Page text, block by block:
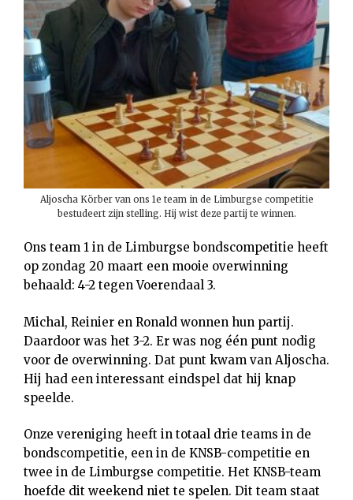
Aljoscha Körber van ons 1e team in de Limburgse competitie
bestudeert zijn stelling. Hij wist deze partij te winnen.
Ons team 1 in de Limburgse bondscompetitie heeft
op zondag 20 maart een mooie overwinning
behaald: 4-2 tegen Voerendaal 3.
Michal, Reinier en Ronald wonnen hun partij.
Daardoor was het 3-2. Er was nog één punt nodig
voor de overwinning. Dat punt kwam van Aljoscha.
Hij had een interessant eindspel dat hij knap
speelde.
Onze vereniging heeft in totaal drie teams in de
bondscompetitie, een in de KNSB-competitie en
twee in de Limburgse competitie. Het KNSB-team
hoefde dit weekend niet te spelen. Dit team staat